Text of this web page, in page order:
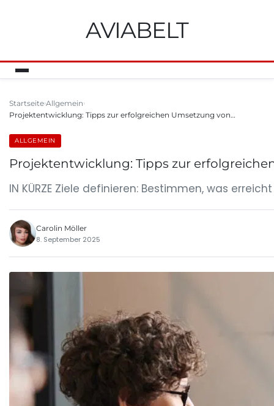
AVIABELT
Startseite Allgemein
Projektentwicklung: Tipps zur erfolgreichen Umsetzung von…
ALLGEMEIN
Projektentwicklung: Tipps zur
IN KÜRZE Ziele definieren: Bestimmen, was
Carolin Möller
8. September 2025